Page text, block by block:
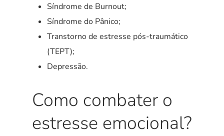
Síndrome de Burnout;
Síndrome do Pânico;
Transtorno de estresse pós-traumático
(TEPT);
Depressão.
Como combater o
estresse emocional?